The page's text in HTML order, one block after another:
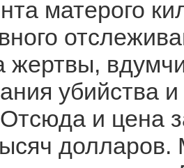
матерого
жертвы,
убийства и
и цена